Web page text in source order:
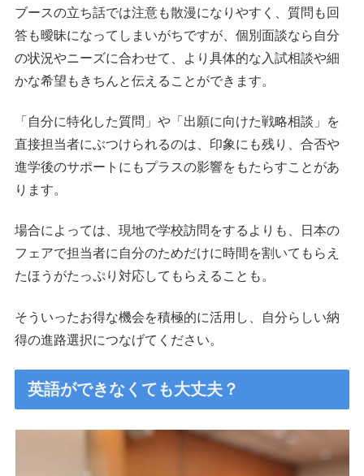
ブースの立ち話では注意も散漫になりやすく、質問も回
答も曖昧になってしまいがちですが、個別面談なら自分
の状況やニーズに合わせて、より具体的な入試相談や細
かな希望もきちんと伝えることができます。
「自分に特化した質問」や「出願に向けた戦略相談」を
直接担当者にぶつけられるのは、印象にも残り、合否や
進学後のサポートにもプラスの影響をもたらすことがあ
ります。
場合によっては、現地で学校訪問をするよりも、日本の
フェアで担当者に自分のためだけに時間を割いてもらえ
たほうがたっぷり対応してもらえることも。
そういったお得な機会を積極的に活用し、自分らしい納
得の進路選択につなげてください。
英語ができなくても大丈夫？